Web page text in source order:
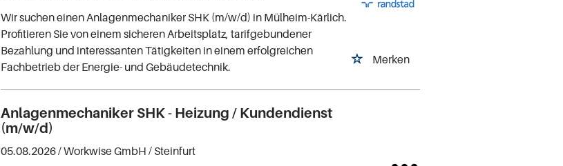
Merken
Wir suchen einen Anlagenmechaniker SHK (m/w/d) in Mülheim-Kärlich.
Profitieren Sie von einem sicheren Arbeitsplatz, tarifgebundener
Bezahlung und interessanten Tätigkeiten in einem erfolgreichen
Fachbetrieb der Energie- und Gebäudetechnik.
Anlagenmechaniker SHK - Heizung / Kundendienst
(m/w/d)
05.08.2026 /Workwise GmbH / Steinfurt